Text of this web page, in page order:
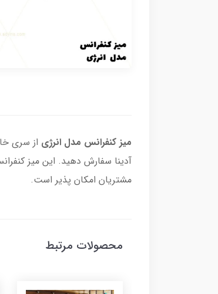
ميز كنفرانس مدل انرژی از سری
آدینا سفارش دهید. این میز
مشتریان امکان پذیر است.
محصولات مرتبط